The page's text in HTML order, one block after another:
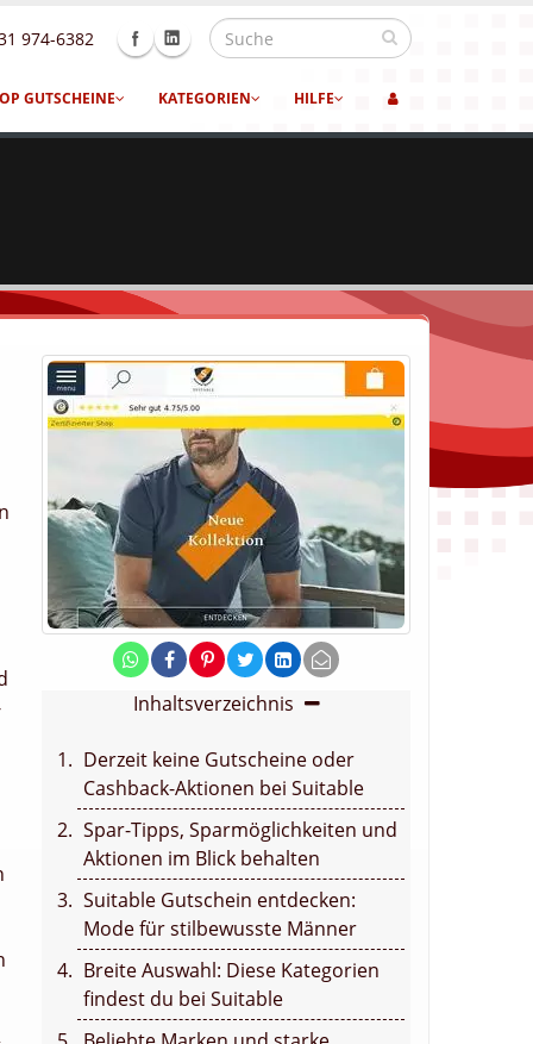
974-6382
GUTSCHEINE KATEGORIEN HILFE
Inhaltsverzeichnis
Derzeit keine Gutscheine oder
Cashback-Aktionen bei Suitable
Spar-Tipps, Sparmöglichkeiten und
Aktionen im Blick behalten
Suitable Gutschein entdecken:
Mode für stilbewusste Männer
Breite Auswahl: Diese Kategorien
findest du bei Suitable